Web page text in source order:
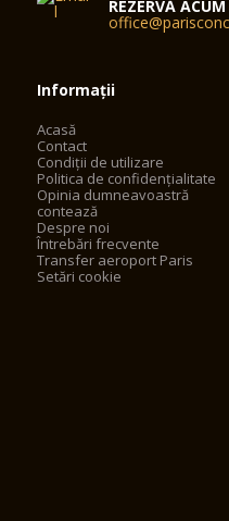
REZERVĂ ACUM
Informații
Acasă
Contact
Condiții de utilizare
Politica de confidențialitate
Opinia dumneavoastră
contează
Despre noi
Întrebări frecvente
Transfer aeroport Paris
Setări cookie